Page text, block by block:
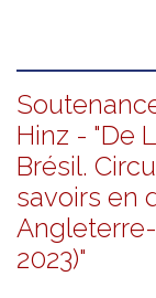
Hinz - "De
Brésil.
savoirs en
2023)"